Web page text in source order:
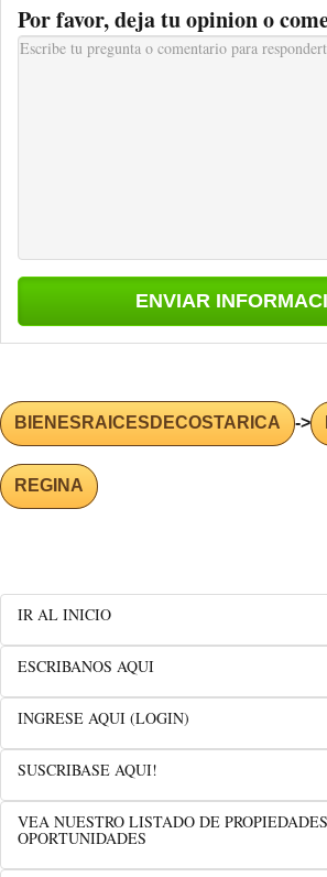
Por favor, deja tu opinion o
BIENESRAICESDECOSTARICA ->
REGINA
IR AL INICIO
ESCRIBANOS AQUI
INGRESE AQUI (LOGIN)
SUSCRIBASE AQUI!
VEA NUESTRO LISTADO DE
OPORTUNIDADES